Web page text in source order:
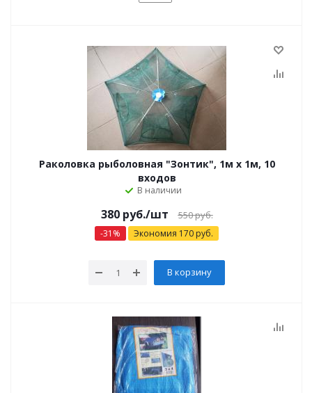
Раколовка рыболовная "Зонтик", 1м х 1м, 10
входов
В наличии
380руб./шт 550руб.
-31 % Экономия 170 руб.
В корзину